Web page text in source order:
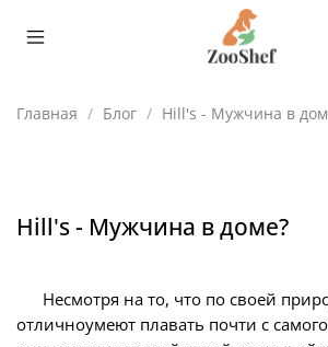
Главная Блог Hill's - Мужчина в
Hill's - Мужчина в доме?
Несмотря на то, что по своей
отличноумеют плавать почти с